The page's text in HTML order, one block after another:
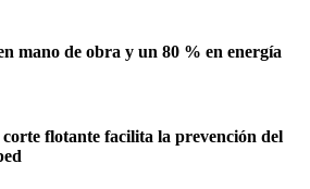
mano de obra y un 80 % en energía
flotante facilita la prevención del